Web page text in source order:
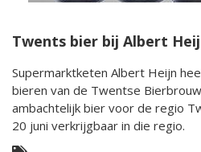
Twents bier bij Albert
Supermarktketen Albert Heijn
bieren van de Twentse
ambachtelijk bier voor de regio Twente. De bieren
20 juni verkrijgbaar in die regio.